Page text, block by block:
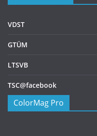
VDST
GTÜM
LTSVB
TSC@facebook
ColorMag Pro